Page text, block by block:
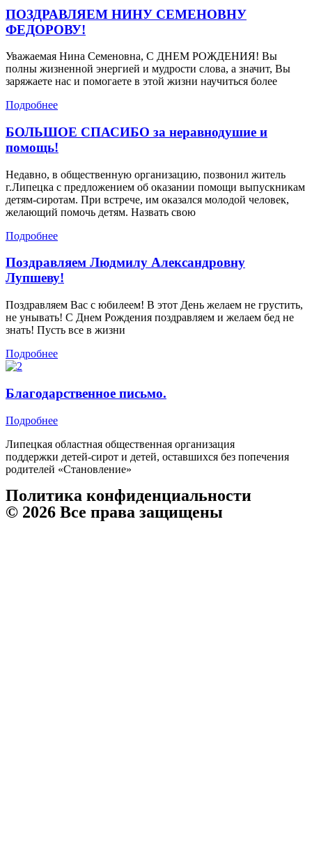
ПОЗДРАВЛЯЕМ НИНУ СЕМЕНОВНУ
ФЕДОРОВУ!
Уважаемая Нина Семеновна, С ДНЕМ РОЖДЕНИЯ! Вы
полны жизненной энергией и мудрости слова, а значит, Вы
заряжаете нас и помогаете в этой жизни научиться более
Подробнее
БОЛЬШОЕ СПАСИБО за неравнодушие и
помощь!
Недавно, в общественную организацию, позвонил житель
г.Липецка с предложением об оказании помощи выпускникам
детям-сиротам. При встрече, им оказался молодой человек,
желающий помочь детям. Назвать свою
Подробнее
Поздравляем Людмилу Александровну
Лупшеву!
Поздравляем Вас с юбилеем! В этот День желаем не грустить,
не унывать! С Днем Рождения поздравляем и желаем бед не
знать! Пусть все в жизни
Подробнее
Благодарственное письмо.
Подробнее
Липецкая областная общественная организация
поддержки детей-сирот и детей, оставшихся без попечения
родителей «Становление»
Политика конфиденциальности
© 2026 Все права защищены